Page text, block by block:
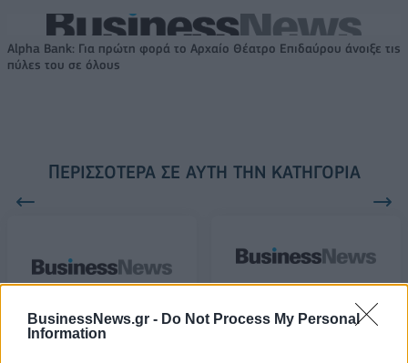
BusinessNews.gr - Do Not Process My Personal
Information
Alpha Bank: Για πρώτη φορά το Αρχαίο Θέατρο Επιδαύρου άνοιξε τις
πύλες του σε όλους
ΠΕΡΙΣΣΌΤΕΡΑ ΣΕ ΑΥΤΉ ΤΗΝ ΚΑΤΗΓΟΡΊΑ
Επιβάτης της United
Ένατη στις πωλήσεις του
NBA η φανέλα του Γιάννη!